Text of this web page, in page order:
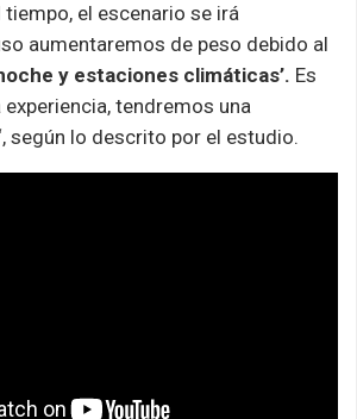
el escenario se irá
aumentaremos de peso debido al
y estaciones climáticas’. Es
tendremos una
según lo descrito por el estudio.